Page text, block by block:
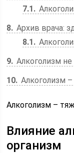
7.1
8 Архив врача:
8.1
9 Алкоголизм
10 Алкоголизм
Алкоголизм –
Влияние
организм